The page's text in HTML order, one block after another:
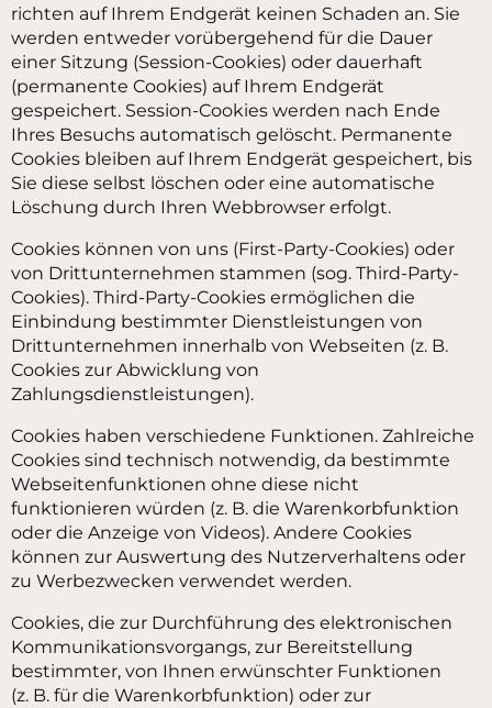
richten auf Ihrem Endgerät keinen Schaden an. Sie
werden entweder vorübergehend für die Dauer
einer Sitzung (Session-Cookies) oder dauerhaft
(permanente Cookies) auf Ihrem Endgerät
gespeichert. Session-Cookies werden nach Ende
Ihres Besuchs automatisch gelöscht. Permanente
Cookies bleiben auf Ihrem Endgerät gespeichert, bis
Sie diese selbst löschen oder eine automatische
Löschung durch Ihren Webbrowser erfolgt.
Cookies können von uns (First-Party-Cookies) oder
von Drittunternehmen stammen (sog. Third-Party-
Cookies). Third-Party-Cookies ermöglichen die
Einbindung bestimmter Dienstleistungen von
Drittunternehmen innerhalb von Webseiten (z. B.
Cookies zur Abwicklung von
Zahlungsdienstleistungen).
Cookies haben verschiedene Funktionen. Zahlreiche
Cookies sind technisch notwendig, da bestimmte
Webseitenfunktionen ohne diese nicht
funktionieren würden (z. B. die Warenkorbfunktion
oder die Anzeige von Videos). Andere Cookies
können zur Auswertung des Nutzerverhaltens oder
zu Werbezwecken verwendet werden.
Cookies, die zur Durchführung des elektronischen
Kommunikationsvorgangs, zur Bereitstellung
bestimmter, von Ihnen erwünschter Funktionen
(z. B. für die Warenkorbfunktion) oder zur